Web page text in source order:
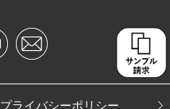
プライバシーポリシー